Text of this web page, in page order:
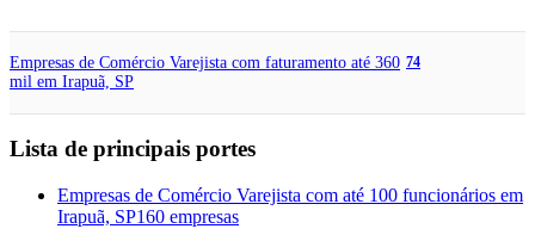
Empresas de Comércio Varejista com faturamento até 360
mil em Irapuã, SP
74
Lista de principais portes
Empresas de Comércio Varejista com até 100 funcionários em
Irapuã, SP160 empresas